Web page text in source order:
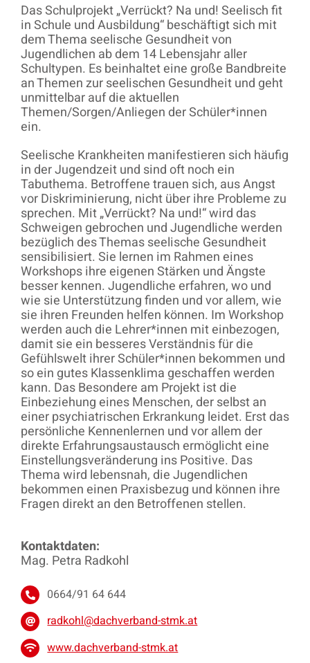
Das Schulprojekt „Verrückt? Na und! Seelisch fit
in Schule und Ausbildung“ beschäftigt sich mit
dem Thema seelische Gesundheit von
Jugendlichen ab dem 14 Lebensjahr aller
Schultypen. Es beinhaltet eine große Bandbreite
an Themen zur seelischen Gesundheit und geht
unmittelbar auf die aktuellen
Themen/Sorgen/Anliegen der Schüler*innen
ein.
Seelische Krankheiten manifestieren sich häufig
in der Jugendzeit und sind oft noch ein
Tabuthema. Betroffene trauen sich, aus Angst
vor Diskriminierung, nicht über ihre Probleme zu
sprechen. Mit „Verrückt? Na und!“ wird das
Schweigen gebrochen und Jugendliche werden
bezüglich des Themas seelische Gesundheit
sensibilisiert. Sie lernen im Rahmen eines
Workshops ihre eigenen Stärken und Ängste
besser kennen. Jugendliche erfahren, wo und
wie sie Unterstützung finden und vor allem, wie
sie ihren Freunden helfen können. Im Workshop
werden auch die Lehrer*innen mit einbezogen,
damit sie ein besseres Verständnis für die
Gefühlswelt ihrer Schüler*innen bekommen und
so ein gutes Klassenklima geschaffen werden
kann. Das Besondere am Projekt ist die
Einbeziehung eines Menschen, der selbst an
einer psychiatrischen Erkrankung leidet. Erst das
persönliche Kennenlernen und vor allem der
direkte Erfahrungsaustausch ermöglicht eine
Einstellungsveränderung ins Positive. Das
Thema wird lebensnah, die Jugendlichen
bekommen einen Praxisbezug und können ihre
Fragen direkt an den Betroffenen stellen.
Kontaktdaten:
Mag. Petra Radkohl
0664/91 64 644
radkohl@dachverband-stmk.at
www.dachverband-stmk.at